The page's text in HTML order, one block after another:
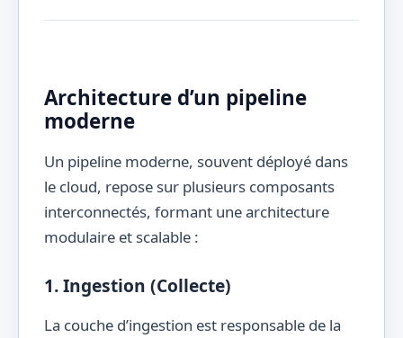
Architecture d’un pipeline
moderne
Un pipeline moderne, souvent déployé dans
le cloud, repose sur plusieurs composants
interconnectés, formant une architecture
modulaire et scalable :
1. Ingestion (Collecte)
La couche d’ingestion est responsable de la